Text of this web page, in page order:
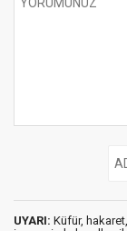
UYARI: Küfür,